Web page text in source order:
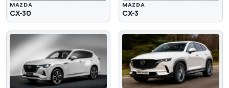
MAZDA
CX-30
MAZDA
CX-3